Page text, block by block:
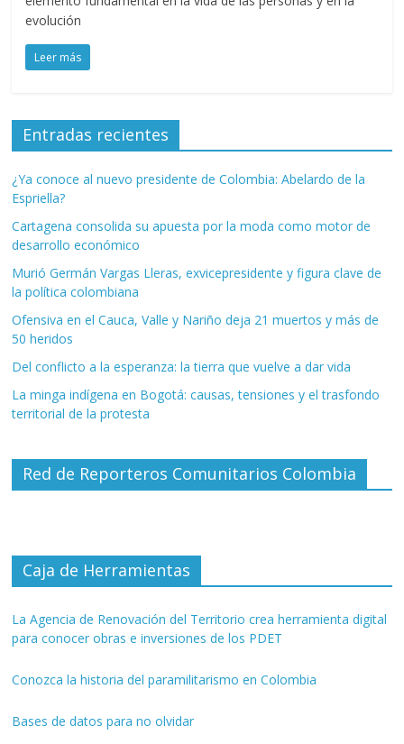
evolución
Leer más
Entradas recientes
¿Ya conoce al nuevo presidente de Colombia: Abelardo de la
Espriella?
Cartagena consolida su apuesta por la moda como motor de
desarrollo económico
Murió Germán Vargas Lleras, exvicepresidente y figura clave de
la política colombiana
Ofensiva en el Cauca, Valle y Nariño deja 21 muertos y más de
50 heridos
Del conflicto a la esperanza: la tierra que vuelve a dar vida
La minga indígena en Bogotá: causas, tensiones y el trasfondo
territorial de la protesta
Red de Reporteros Comunitarios Colombia
Caja de Herramientas
La Agencia de Renovación del Territorio crea herramienta digital
para conocer obras e inversiones de los PDET
Conozca la historia del paramilitarismo en Colombia
Bases de datos para no olvidar